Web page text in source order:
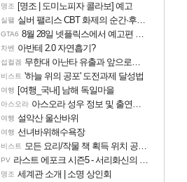
명조 [명조 | 도미노피자 콜라보] 예고
실팰 실버 팰리스 CBT 화제의 순간·후기 모음
GTA6 8월 28일 넷플릭스에서 예고편 공개 예정
차벤 아반테 2.0 자연흡기?
섭컬겜 무한대 아난타 유출과 앞으로의 예상 (루머)
비스트 '하늘 위의 공포' 도전과제 달성법
여행 [여행_국내] 남해 독일마을
아스오라 아스오라 성우 정보 및 출연작 모음
여행 설악산 울산바위
여행 선녀바위해수욕장
비스트 모든 요리/작물 책 획득 위치 공략 (36개) - 미식가 도전과제
PV 라스트 에포크 시즌5 - 서리화신의 분노 티저
명조 세계관 소개 | 소명 상인회